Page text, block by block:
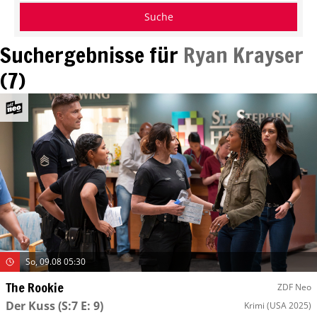
Suchergebnisse für Ryan Krayser
(7)
So, 09.08 05:30
The Rookie ZDF Neo
Der Kuss(S:7 E: 9) Krimi (USA 2025)
Suche